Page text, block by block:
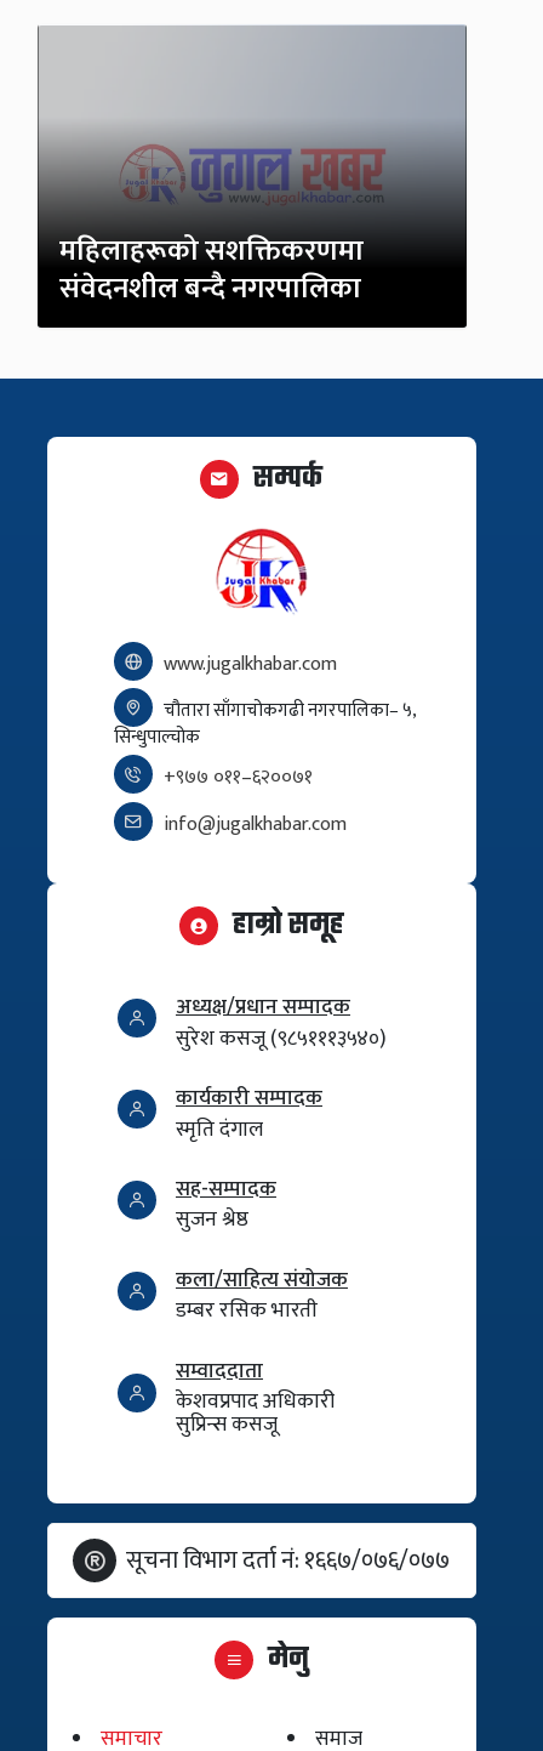
महिलाहरूको सशक्तिकरणमा
संवेदनशील बन्दै नगरपालिका
सम्पर्क
www.jugalkhabar.com
चौतारा साँगाचोकगढी नगरपालिका– ५,
सिन्धुपाल्चोक
+९७७ ०११–६२००७१
info@jugalkhabar.com
हाम्रो समूह
अध्यक्ष/प्रधान सम्पादक
सुरेश कसजू (९८५१११३५४०)
कार्यकारी सम्पादक
स्मृति दंगाल
सह-सम्पादक
सुजन श्रेष्ठ
कला/साहित्य संयोजक
डम्बर रसिक भारती
सम्वाददाता
केशवप्रपाद अधिकारी
सुप्रिन्स कसजू
सूचना विभाग दर्ता नं: १६६७/०७६/०७७
मेनु
समाचार समाज